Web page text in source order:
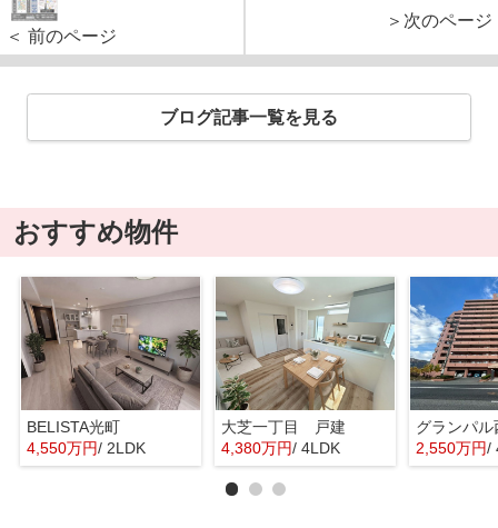
＜ 前のページ
＞次のページ
ブログ記事一覧を見る
おすすめ物件
BELISTA光町
4,550万円/ 2LDK
大芝一丁目 戸建
4,380万円/ 4LDK
グランパル
2,550万円/